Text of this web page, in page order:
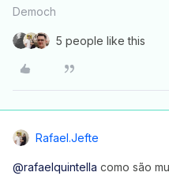
Democh
5 people like this
Rafael.jefte
@rafaelquintella como são